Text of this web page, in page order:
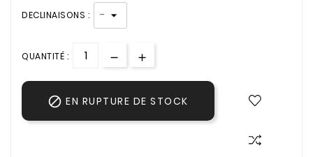
DECLINAISONS :
QUANTITÉ :
 EN RUPTURE DE STOCK